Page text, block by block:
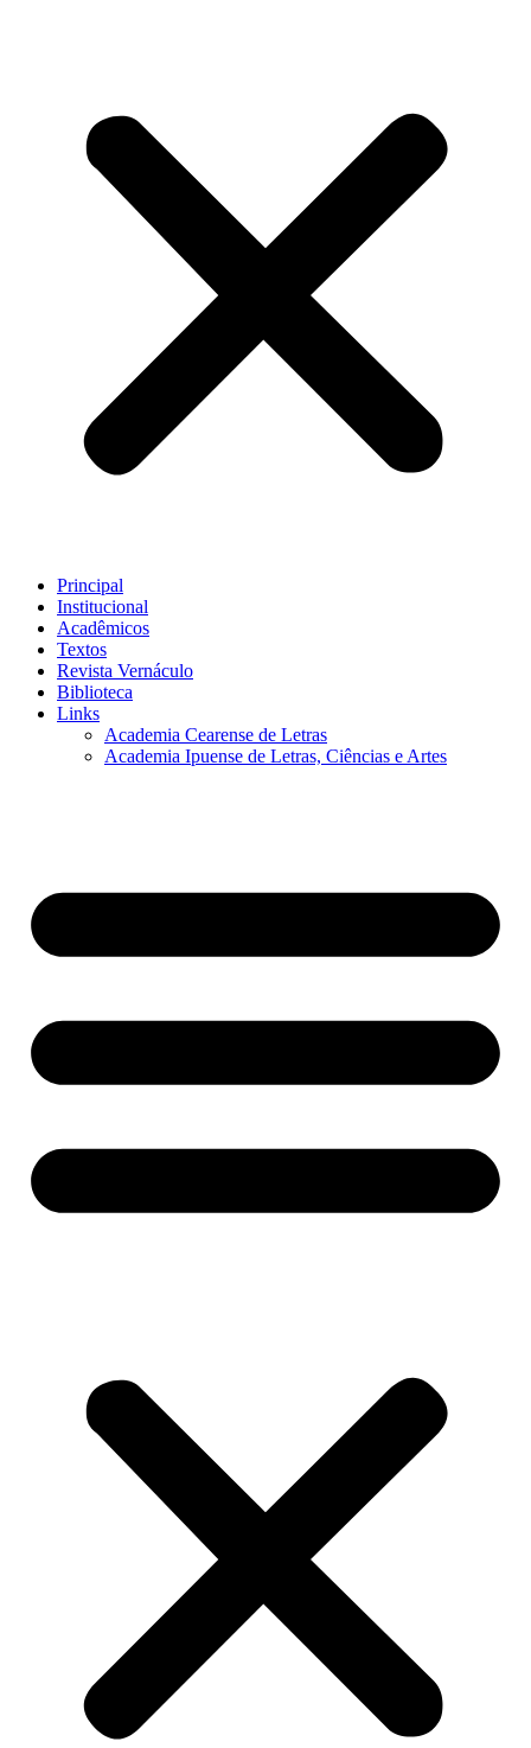
Principal
Institucional
Acadêmicos
Textos
Revista Vernáculo
Biblioteca
Links
Academia Cearense de Letras
Academia Ipuense de Letras, Ciências e Artes